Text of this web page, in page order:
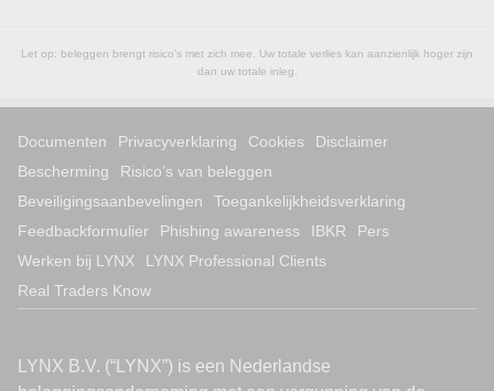
Let op: beleggen brengt risico's met zich mee. Uw totale verlies kan aanzienlijk hoger zijn
dan uw totale inleg.
Documenten Privacyverklaring Cookies
Disclaimer
Bescherming
Risico’s van beleggen
Beveiligingsaanbevelingen
Toegankelijkheidsverklaring
Feedbackformulier
Phishing awareness IBKR
Pers
Werken bij LYNX
LYNX Professional Clients
Real Traders Know